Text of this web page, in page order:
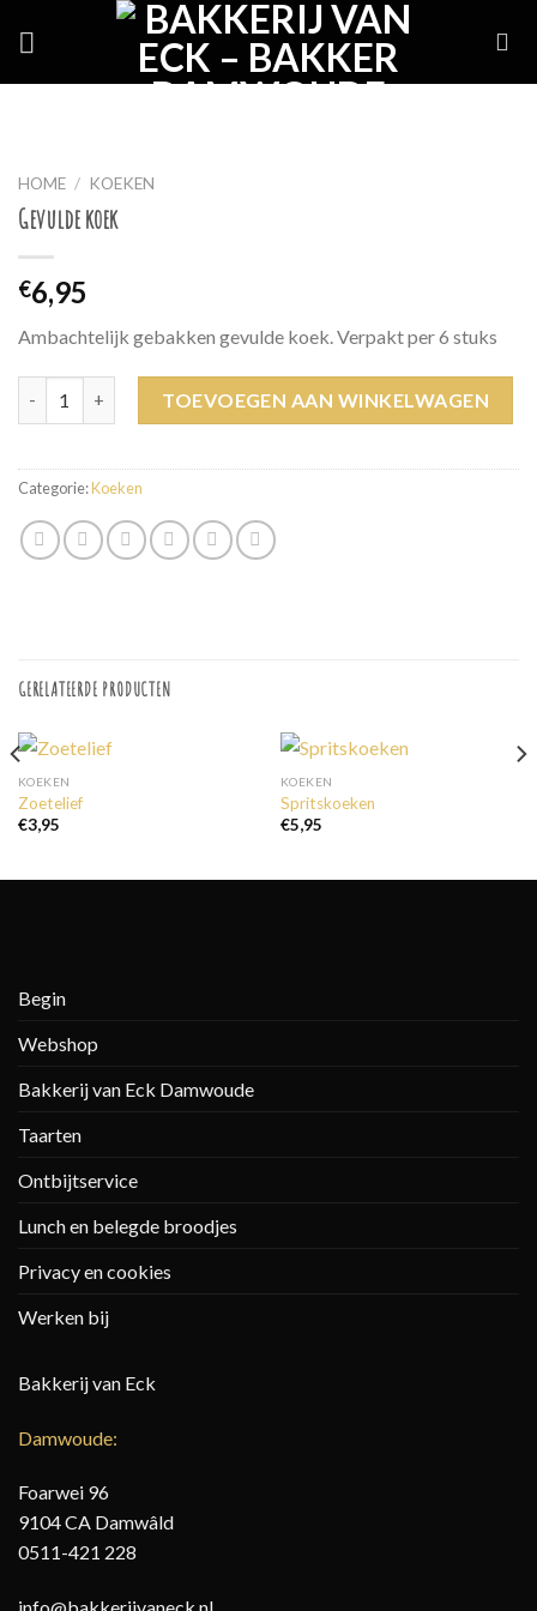
HOME / KOEKEN
Gevulde koek
€6,95
Ambachtelijk gebakken gevulde koek. Verpakt per 6 stuks
TOEVOEGEN AAN WINKELWAGEN
Categorie:Koeken
GERELATEERDE PRODUCTEN
KOEKEN
Zoetelief
€3,95
KOEKEN
Spritskoeken
€5,95
Begin
Webshop
Bakkerij van Eck Damwoude
Taarten
Ontbijtservice
Lunch en belegde broodjes
Privacy en cookies
Werken bij
Bakkerij van Eck
Damwoude:
Foarwei 96
9104 CA Damwâld
0511-421 228